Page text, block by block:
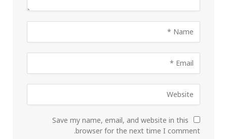
Save my name, email, and website in this
browser for the next time I comment.